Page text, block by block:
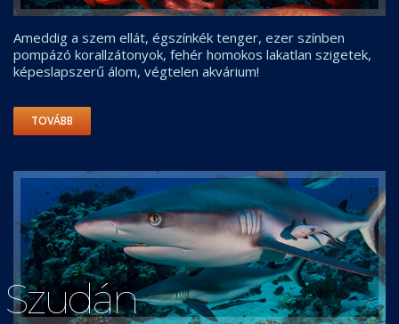
Ameddig a szem ellát, égszínkék tenger, ezer színben
pompázó korallzátonyok, fehér homokos lakatlan szigetek,
képeslapszerű álom, végtelen akvárium!
TOVÁBB
Szudán